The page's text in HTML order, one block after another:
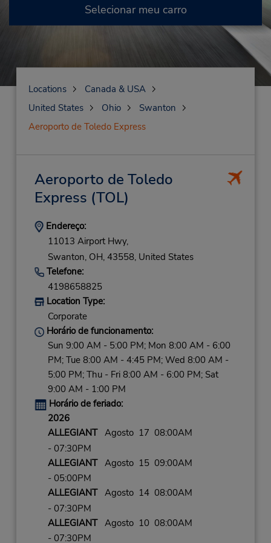
Selecionar meu carro
Locations
Canada & USA
United States
Ohio
Swanton
Aeroporto de Toledo Express
Aeroporto de Toledo
Express (TOL)
Endereço:
11013 Airport Hwy,
Swanton, OH, 43558, United States
Telefone:
4198658825
Location Type:
Corporate
Horário de funcionamento:
Sun 9:00 AM - 5:00 PM; Mon 8:00 AM - 6:00
PM; Tue 8:00 AM - 4:45 PM; Wed 8:00 AM -
5:00 PM; Thu - Fri 8:00 AM - 6:00 PM; Sat
9:00 AM - 1:00 PM
Horário de feriado:
2026
ALLEGIANTAgosto 17 08:00AM
- 07:30PM
ALLEGIANTAgosto 15 09:00AM
- 05:00PM
ALLEGIANTAgosto 14 08:00AM
- 07:30PM
ALLEGIANTAgosto 10 08:00AM
- 07:30PM